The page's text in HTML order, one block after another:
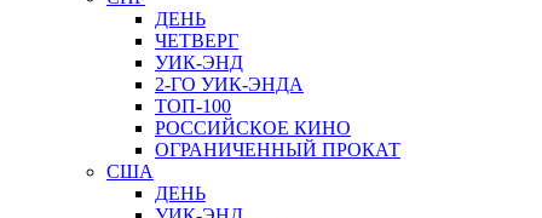
ДЕНЬ
ЧЕТВЕРГ
УИК-ЭНД
2-ГО УИК-ЭНДА
ТОП-100
РОССИЙСКОЕ КИНО
ОГРАНИЧЕННЫЙ ПРОКАТ
США
ДЕНЬ